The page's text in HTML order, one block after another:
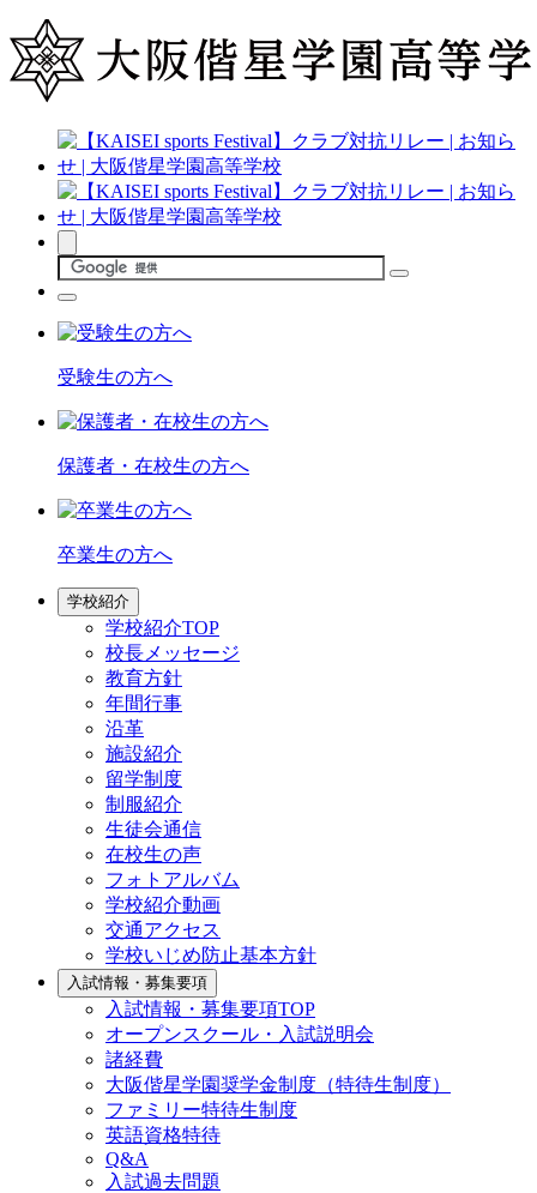
受験生の方へ
保護者・在校生の方へ
卒業生の方へ
学校紹介
学校紹介TOP
校長メッセージ
教育方針
年間行事
沿革
施設紹介
留学制度
制服紹介
生徒会通信
在校生の声
フォトアルバム
学校紹介動画
交通アクセス
学校いじめ防止基本方針
入試情報・募集要項
入試情報・募集要項TOP
オープンスクール・入試説明会
諸経費
大阪偕星学園奨学金制度（特待生制度）
ファミリー特待生制度
英語資格特待
Q&A
入試過去問題